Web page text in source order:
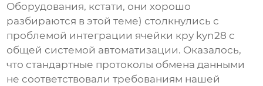
Оборудования, кстати, они хорошо
разбираются в этой теме) столкнулись с
проблемой интеграции ячейки кру kyn28 с
общей системой автоматизации. Оказалось,
что стандартные протоколы обмена данными
не соответствовали требованиям нашей